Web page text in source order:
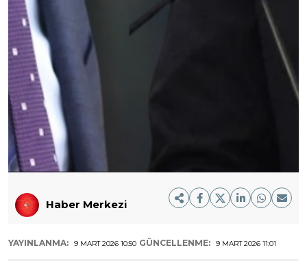
Haber Merkezi
YAYINLANMA: 9 MART 2026 10:50 GÜNCELLENME: 9 MART 2026 11:01